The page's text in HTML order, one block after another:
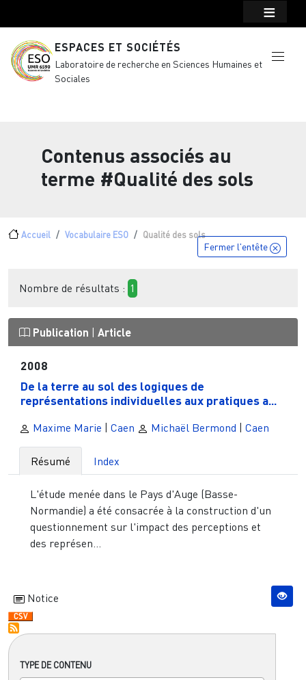
ESPACES ET SOCIÉTÉS
Laboratoire de recherche en Sciences Humaines et
Sociales
Contenus associés au
terme #Qualité des sols
Fil d'Ariane
Accueil Vocabulaire ESO Qualité des sols
TYPE DE CONTENU
Fermer l'entête
Nombre de résultats : 1
Publication Article
2008
De la terre au sol des logiques de
représentations individuelles aux pratiques a...
Maxime Marie | Caen Michaël Bermond | Caen
Résumé Index
L'étude menée dans le Pays d'Auge (Basse-
Normandie) a été consacrée à la construction d'un
questionnement sur l'impact des perceptions et
des représen...
Notice